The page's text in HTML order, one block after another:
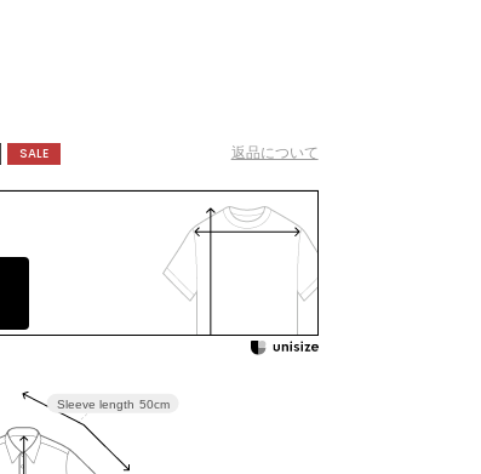
ショップリスト
ジャーナル
SALE 返品について
Sleeve length 50cm